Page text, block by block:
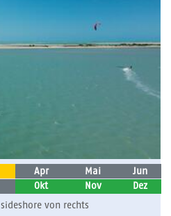
Apr Mai
Jun
Okt Nov
Dez
sideshore von rechts